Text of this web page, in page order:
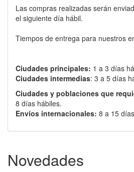
Las compras realizadas serán
el siguiente día hábil.
Tiempos de entrega para nuestros
Ciudades principales: 1 a 3 días
Ciudades intermedias: 3 a 5 días
Ciudades y poblaciones que
8 días hábiles.
Envíos internacionales: 8 a 15
Novedades